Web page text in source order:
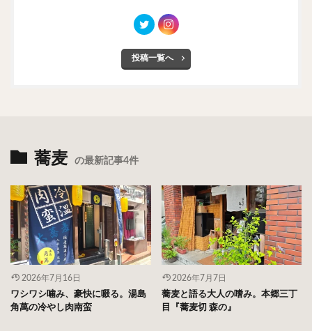
投稿一覧へ
蕎麦 の最新記事4件
2026年7月16日
ワシワシ噛み、豪快に啜る。湯島
角萬の冷やし肉南蛮
2026年7月7日
蕎麦と語る大人の嗜み。本郷三丁
目『蕎麦切 森の』